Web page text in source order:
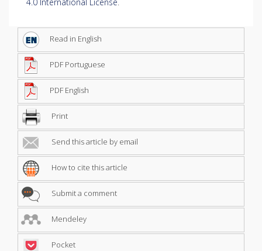
Read in English
PDF Portuguese
PDF English
Print
Send this article by email
How to cite this article
Submit a comment
Mendeley
Pocket